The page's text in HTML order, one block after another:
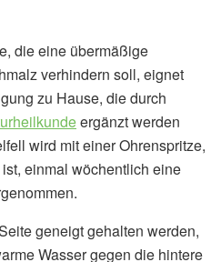
die eine übermäßige
verhindern soll, eignet
zu Hause, die durch
ergänzt werden
wird mit einer Ohrenspritze,
einmal wöchentlich eine
geneigt gehalten werden,
Wasser gegen die hintere